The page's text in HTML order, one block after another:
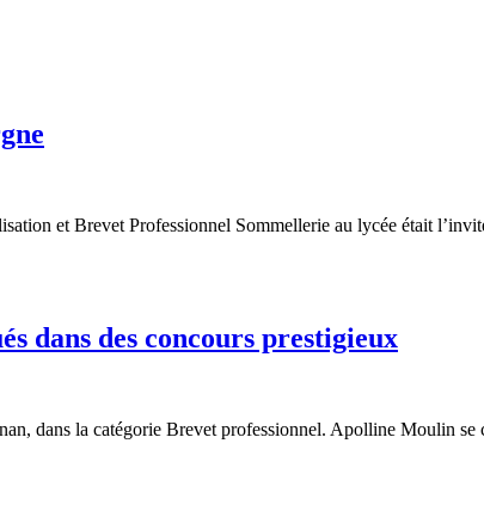
et Brevet Professionnel Sommellerie au lycée était
dans des concours prestigieux
dans la catégorie Brevet professionnel. Apolline Moulin